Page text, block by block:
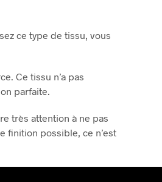
ce type de tissu, vous
Ce tissu n’a pas
parfaite.
très attention à ne pas
finition possible, ce n’est